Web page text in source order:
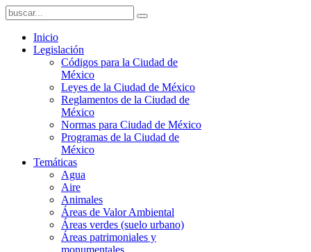
Inicio
Legislación
Códigos para la Ciudad de
México
Leyes de la Ciudad de México
Reglamentos de la Ciudad de
México
Normas para Ciudad de México
Programas de la Ciudad de
México
Temáticas
Agua
Aire
Animales
Áreas de Valor Ambiental
Áreas verdes (suelo urbano)
Áreas patrimoniales y
monumentales